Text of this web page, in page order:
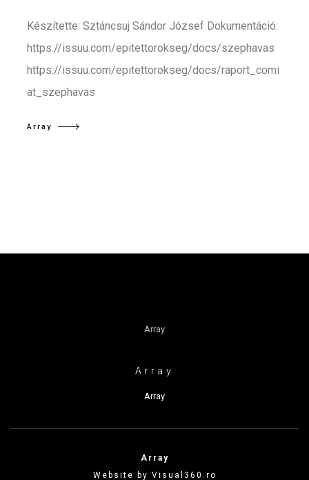
Készítette: Sztáncsuj Sándor József Dokumentáció:
https://issuu.com/epitettorokseg/docs/szephavas
https://issuu.com/epitettorokseg/docs/raport_comi
at_szephavas
Array
Array
Array
Array
Array
Website by Visual360.ro